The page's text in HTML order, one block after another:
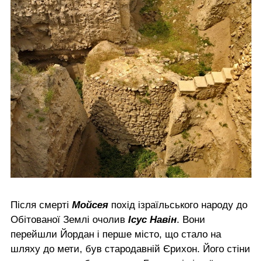
Після смерті Мойсея похід ізраїльського народу до
Обітованої Землі очолив Ісус Навін. Вони
перейшли Йордан і перше місто, що стало на
шляху до мети, був стародавній Єрихон. Його стіни